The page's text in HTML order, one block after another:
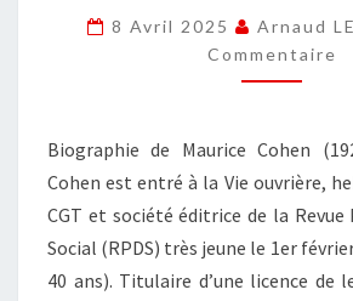
8 Avril 2025 Arnaud
Commentaire
Biographie de Maurice Cohen
Cohen est entré à la Vie ouvrière,
CGT et société éditrice de la
Social (RPDS) très jeune le 1er
40 ans). Titulaire d’une licence